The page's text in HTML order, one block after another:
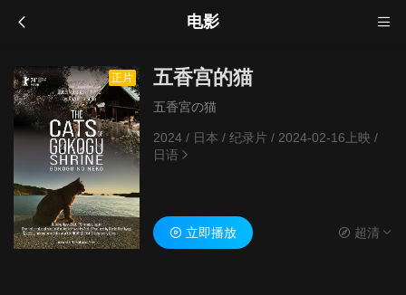
电影
正片 五香宫的猫
五香宮の猫
2024 / 日本 / 纪录片/ 2024-02-16上映 /
日语
立即播放 超清